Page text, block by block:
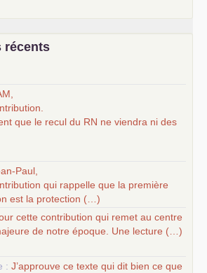
temps
contribuer au débat sur le projet
récents
que le recul du RN ne viendra ni des
Paul,
qui rappelle que la première
est la protection (…)
cette contribution qui remet au centre
de notre époque. Une lecture (…)
: J’approuve ce texte qui dit bien ce que